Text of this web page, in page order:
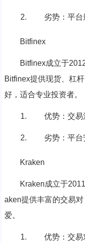
劣势：平台
Bitfinex
Bitfinex成立于
Bitfinex提供现货、杠
好，适合专业投资者。
优势：交易
劣势：平台
Kraken
Kraken成立于
aken提供丰富的交易
爱。
优势：交易